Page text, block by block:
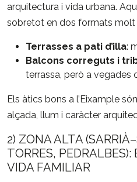
arquitectura i vida urbana.
sobretot en dos formats molt
Terrasses a pati d’illa:
Balcons correguts i
terrassa, però a vegades
Els àtics bons a l’Eixample
alçada, llum i caràcter
2) ZONA ALTA
TORRES,
VIDA FAMILIAR